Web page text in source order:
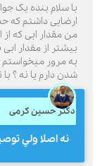
با سلام بنده یک
ارضایی داشتم که
من مقدار ابی که
بیشتر از مقدار
به مرور میخواستم
شدن دارم یا نه ؟
دکتر حسین کرمی
نه اصلا ولي